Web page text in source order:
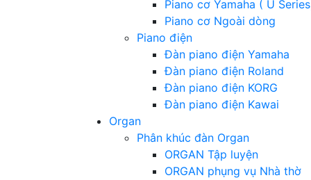
Piano cơ Yamaha ( U
Piano cơ Ngoài dòng
Piano điện
Đàn piano điện Yamaha
Đàn piano điện Roland
Đàn piano điện KORG
Đàn piano điện Kawai
Organ
Phân khúc đàn Organ
ORGAN Tập luyện
ORGAN phụng vụ Nhà thờ